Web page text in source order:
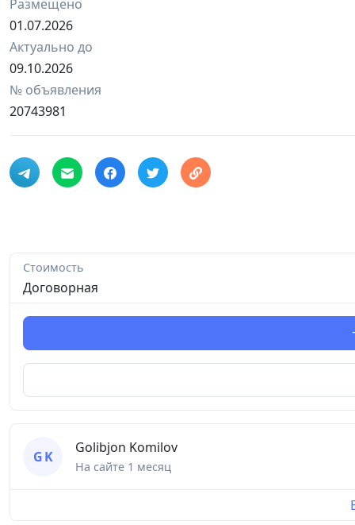
Размещено
01.07.2026
Актуально до
09.10.2026
№ объявления
20743981
Стоимость
Договорная
G K
Golibjon Komilov
На сайте 1 месяц